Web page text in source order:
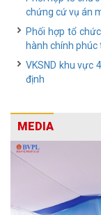
chứng cứ vụ án
Phối hợp tổ
hành chính phúc
VKSND khu vực
định
MEDIA